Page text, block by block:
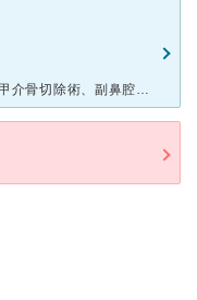
2021年に副院長から鼻中隔湾曲症、下鼻甲介骨切除術、副鼻腔炎の手術を提案され受けましたが、 エンプティーノーズ症候群になりました。 最初の受診でCTを撮りその映像を見て直ぐに手術を提案されま